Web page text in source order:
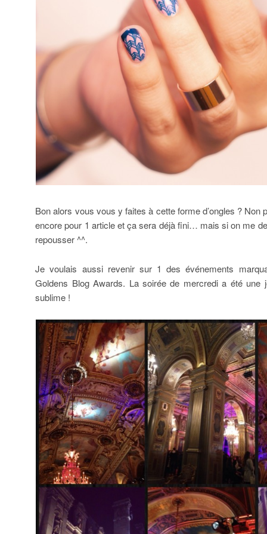
Bon alors vous vous y faites à cette forme d’ongles ? Non
encore pour 1 article et ça sera déjà fini… mais si on me
repousser ^^.
Je voulais aussi revenir sur 1 des événements
Goldens Blog Awards. La soirée de mercredi a été
sublime !